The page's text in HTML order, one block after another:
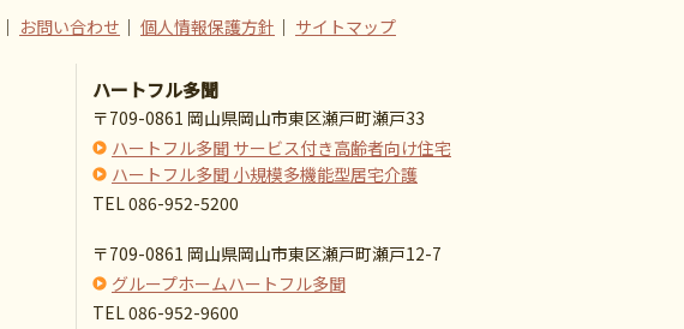
｜ お問い合わせ ｜ 個人情報保護方針 ｜ サイトマップ
ハートフル多聞
〒709-0861 岡山県岡山市東区瀬戸町瀬戸33
ハートフル多聞 サービス付き高齢者向け住宅
ハートフル多聞 小規模多機能型居宅介護
TEL 086-952-5200
〒709-0861 岡山県岡山市東区瀬戸町瀬戸12-7
グループホームハートフル多聞
TEL 086-952-9600